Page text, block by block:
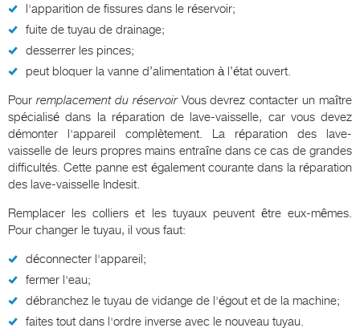
l'apparition de fissures dans le réservoir;
fuite de tuyau de drainage;
desserrer les pinces;
peut bloquer la vanne d’alimentation à l’état ouvert.
Pour remplacement du réservoirVous devrez contacter un maître
spécialisé dans la réparation de lave-vaisselle, car vous devez
démonter l'appareil complètement. La réparation des lave-
vaisselle de leurs propres mains entraîne dans ce cas de grandes
difficultés. Cette panne est également courante dans la réparation
des lave-vaisselle Indesit.
Remplacer les colliers et les tuyaux peuvent être eux-mêmes.
Pour changer le tuyau, il vous faut:
déconnecter l'appareil;
fermer l'eau;
débranchez le tuyau de vidange de l'égout et de la machine;
faites tout dans l'ordre inverse avec le nouveau tuyau.